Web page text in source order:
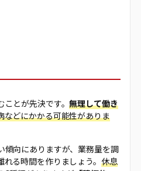
ことが先決です。無理して働き
などにかかる可能性がありま
傾向にありますが、業務量を調
る時間を作りましょう。 休息